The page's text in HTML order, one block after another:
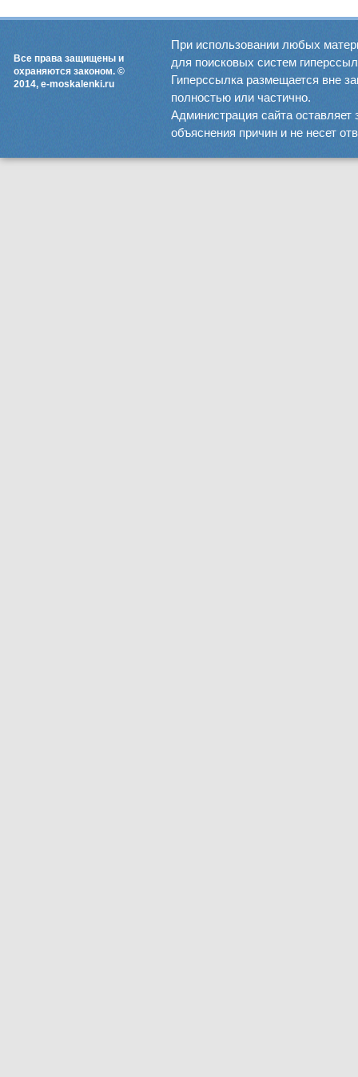
Все права защищены и
охраняются законом. ©
2014, e-moskalenki.ru
При использовании любых
для поисковых систем
Гиперссылка размещается вне
полностью или частично.
Администрация сайта оставляет
объяснения причин и не несет